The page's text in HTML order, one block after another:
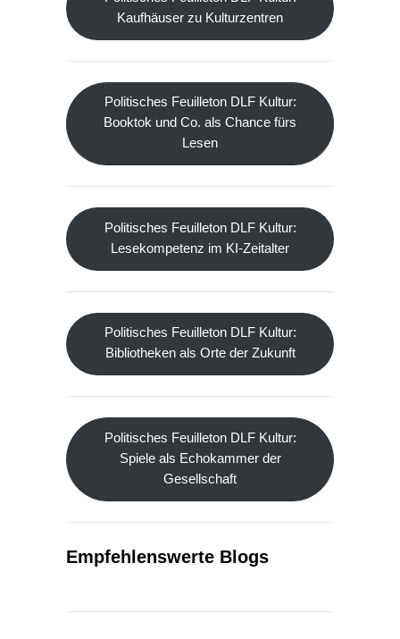
Kaufhäuser zu Kulturzentren
Politisches Feuilleton DLF Kultur:
Booktok und Co. als Chance fürs
Lesen
Politisches Feuilleton DLF Kultur:
Lesekompetenz im KI-Zeitalter
Politisches Feuilleton DLF Kultur:
Bibliotheken als Orte der Zukunft
Politisches Feuilleton DLF Kultur:
Spiele als Echokammer der
Gesellschaft
Empfehlenswerte Blogs